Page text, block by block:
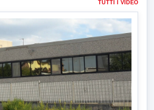
TUTTI I VIDEO